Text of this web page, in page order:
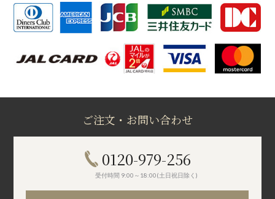
ご注文・お問い合わせ
0120-979-256
受付時間 9:00～18:00(土日祝日除く)